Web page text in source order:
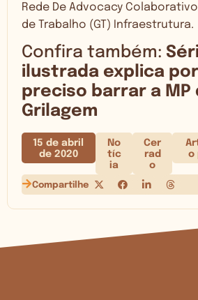
Rede De Advocacy Colaborativo
de Trabalho (GT) Infraestrutura.
Confira também:
ilustrada explica
preciso barrar a MP
Grilagem
15 de abril
de 2020
No
tíc
ia
Cer
rad
o
o
Compartilhe